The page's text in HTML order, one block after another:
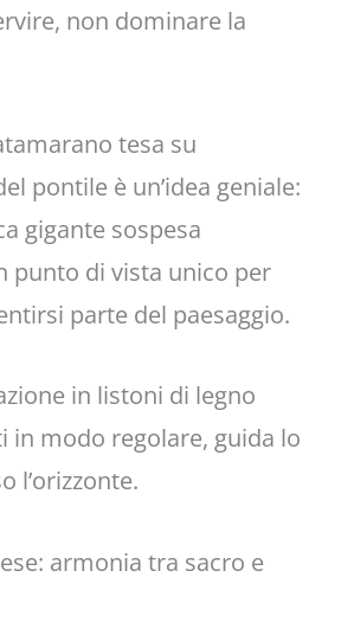
non dominare la
tesa su
pontile è un’idea geniale:
gigante sospesa
punto di vista unico per
parte del paesaggio.
in listoni di legno
in modo regolare, guida lo
l’orizzonte.
armonia tra sacro e